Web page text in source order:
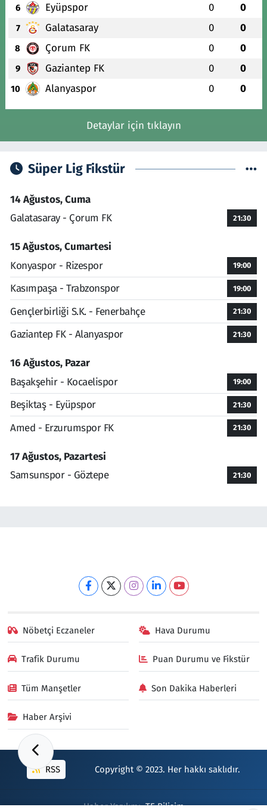
6 Eyüpspor 0 0
7 Galatasaray 0 0
8 Çorum FK 0 0
9 Gaziantep FK 0 0
10 Alanyaspor 0 0
Detaylar için tıklayın
Süper Lig Fikstür
14 Ağustos, Cuma
Galatasaray - Çorum FK
21:30
15 Ağustos, Cumartesi
Konyaspor - Rizespor
19:00
Kasımpaşa - Trabzonspor 19:00
Gençlerbirliği S.K. - Fenerbahçe 21:30
Gaziantep FK - Alanyaspor 21:30
16 Ağustos, Pazar
Başakşehir - Kocaelispor
19:00
Beşiktaş - Eyüpspor 21:30
Amed - Erzurumspor FK 21:30
17 Ağustos, Pazartesi
Samsunspor - Göztepe
21:30
Nöbetçi Eczaneler Hava Durumu
Trafik Durumu Puan Durumu ve Fikstür
Tüm Manşetler Son Dakika Haberleri
Haber Arşivi
RSS Copyright © 2023. Her hakkı saklıdır.
Haber Yazılımı:TE Bilişim